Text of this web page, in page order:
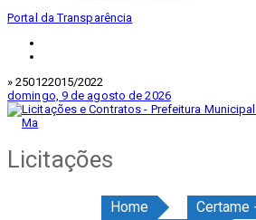
Portal da Transparência
» 250122015/2022
domingo, 9 de agosto de 2026
Licitações
Home
Certame